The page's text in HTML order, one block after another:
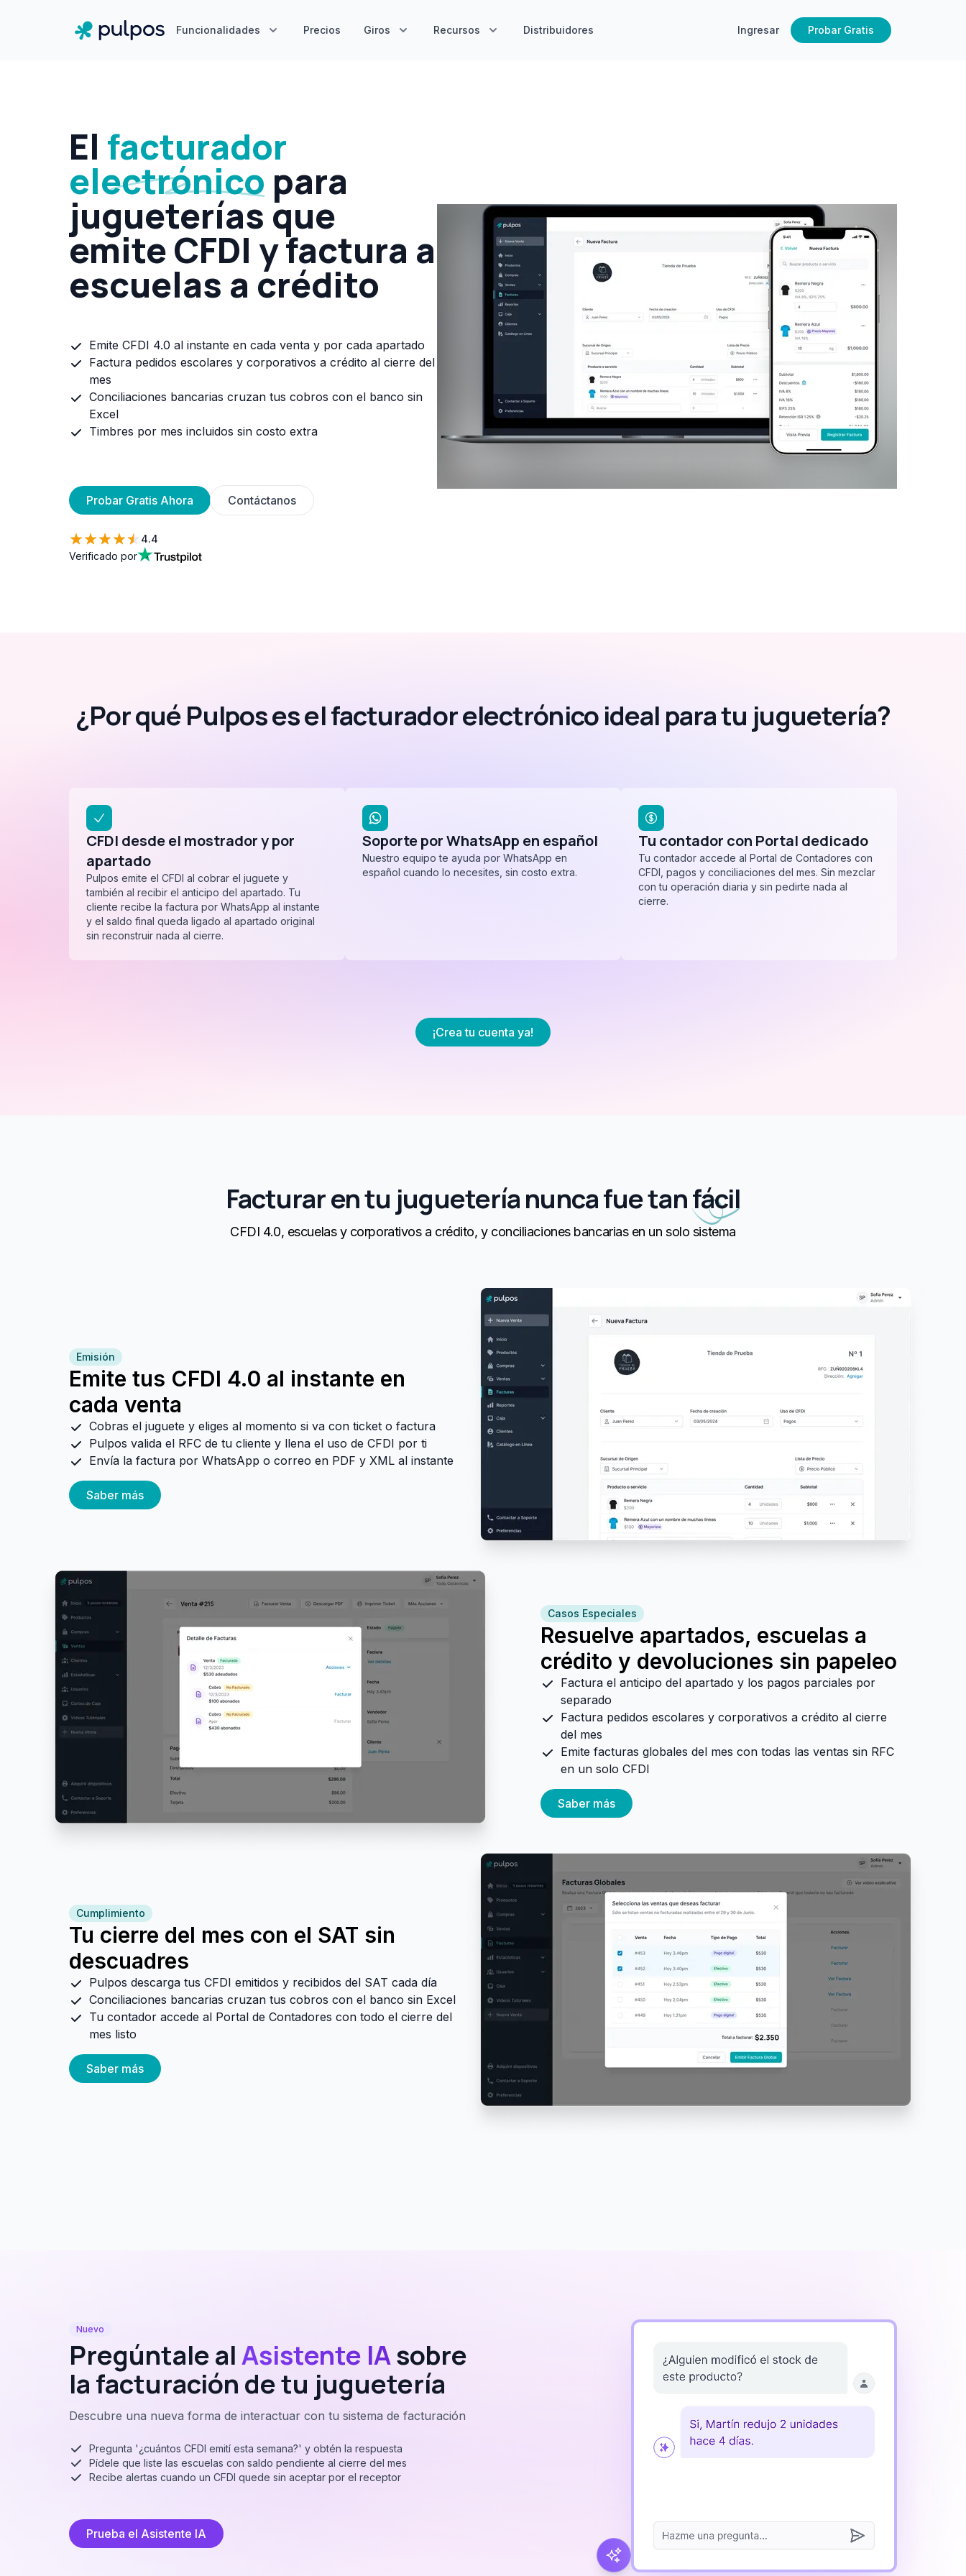
Funcionalidades Precios Giros Recursos Distribuidores Ingresar Probar Gratis
El facturador
electrónico para
jugueterías que
emite CFDI y factura a
escuelas a crédito
Emite CFDI 4.0 al instante en cada venta y por cada apartado
Factura pedidos escolares y corporativos a crédito al cierre del
mes
Conciliaciones bancarias cruzan tus cobros con el banco sin
Excel
Timbres por mes incluidos sin costo extra
Probar Gratis Ahora Contáctanos
4.4
Verificado por
¿Por qué Pulpos es el facturador electrónico ideal para tu juguetería?
CFDI desde el mostrador y por
apartado
Pulpos emite el CFDI al cobrar el juguete y
también al recibir el anticipo del apartado. Tu
cliente recibe la factura por WhatsApp al instante
y el saldo final queda ligado al apartado original
sin reconstruir nada al cierre.
Soporte por WhatsApp en español
Nuestro equipo te ayuda por WhatsApp en
español cuando lo necesites, sin costo extra.
Tu contador con Portal dedicado
Tu contador accede al Portal de Contadores con
CFDI, pagos y conciliaciones del mes. Sin mezclar
con tu operación diaria y sin pedirte nada al
cierre.
¡Crea tu cuenta ya!
Facturar en tu juguetería nunca fue tanfácil
CFDI 4.0, escuelas y corporativos a crédito, y conciliaciones bancarias en un solo sistema
Emisión
Emite tus CFDI 4.0 al instante en
cada venta
Cobras el juguete y eliges al momento si va con ticket o factura
Pulpos valida el RFC de tu cliente y llena el uso de CFDI por ti
Envía la factura por WhatsApp o correo en PDF y XML al instante
Saber más
Casos Especiales
Resuelve apartados, escuelas a
crédito y devoluciones sin papeleo
Factura el anticipo del apartado y los pagos parciales por
separado
Factura pedidos escolares y corporativos a crédito al cierre
del mes
Emite facturas globales del mes con todas las ventas sin RFC
en un solo CFDI
Saber más
Cumplimiento
Tu cierre del mes con el SAT sin
descuadres
Pulpos descarga tus CFDI emitidos y recibidos del SAT cada día
Conciliaciones bancarias cruzan tus cobros con el banco sin Excel
Tu contador accede al Portal de Contadores con todo el cierre del
mes listo
Saber más
Nuevo
Pregúntale alAsistente IAsobre
la facturación de tu juguetería
Descubre una nueva forma de interactuar con tu sistema de facturación
Pregunta '¿cuántos CFDI emití esta semana?' y obtén la respuesta
Pídele que liste las escuelas con saldo pendiente al cierre del mes
Recibe alertas cuando un CFDI quede sin aceptar por el receptor
Prueba el Asistente IA